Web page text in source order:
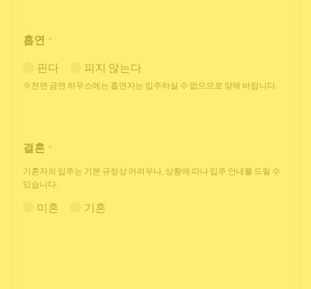
흡연 *
핀다 피지 않는다
※전면 금연 하우스에는 흡연자는 입주하실 수 없으므로 양해 바랍니다.
결혼 *
기혼자의 입주는 기본 규정상 어려우나, 상황에 따나 입주 안내를 드릴 수
있습니다.
미혼 기혼